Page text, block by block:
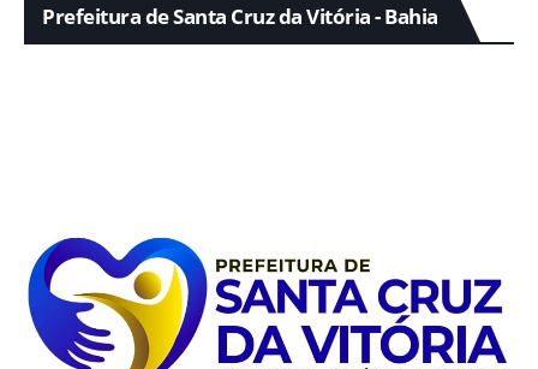
Prefeitura de Santa Cruz da Vitória - Bahia